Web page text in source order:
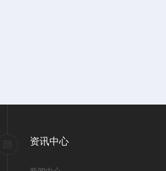
资讯中心